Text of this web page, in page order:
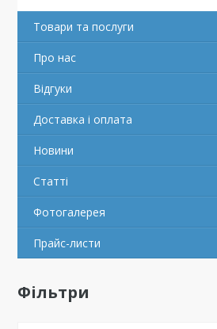
Товари та послуги
Про нас
Відгуки
Доставка і оплата
Новини
Статті
Фотогалерея
Прайс-листи
Фільтри